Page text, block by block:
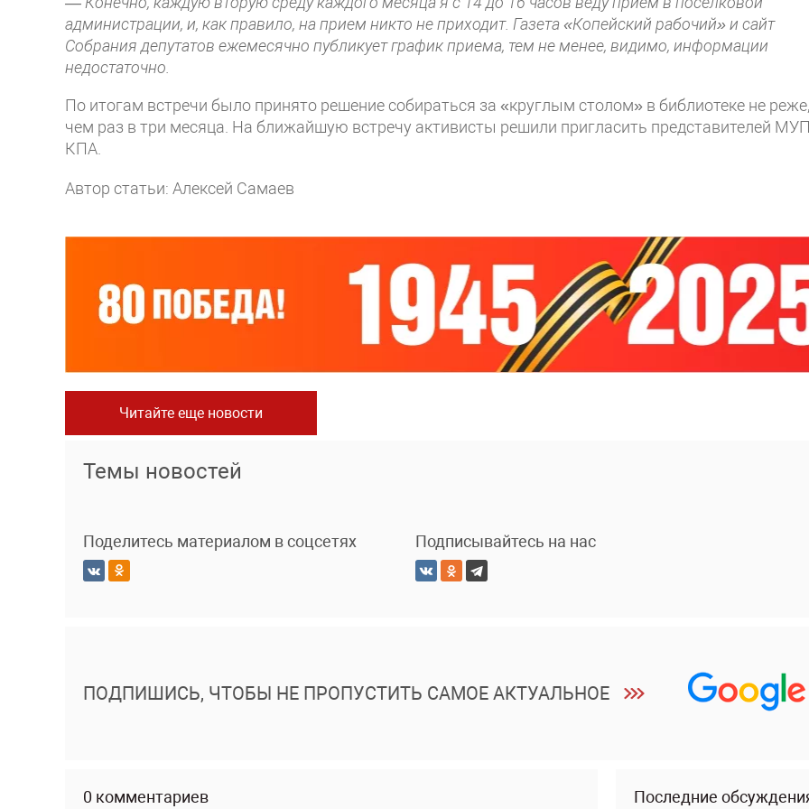
администрации, и, как правило, на прием никто не приходит. Газета «Копейский рабочий» и сайт
Собрания депутатов ежемесячно публикует график приема, тем не менее, видимо, информации
недостаточно.
По итогам встречи было принято решение собираться за «круглым столом» в библиотеке не реже,
чем раз в три месяца. На ближайшую встречу активисты решили пригласить представителей
КПА.
Автор статьи: Алексей Самаев
Читайте еще новости
Темы новостей
Поделитесь материалом в соцсетях Подписывайтесь на нас
ПОДПИШИСЬ, ЧТОБЫ НЕ ПРОПУСТИТЬ САМОЕ АКТУАЛЬНОЕ
0 комментариев Последние